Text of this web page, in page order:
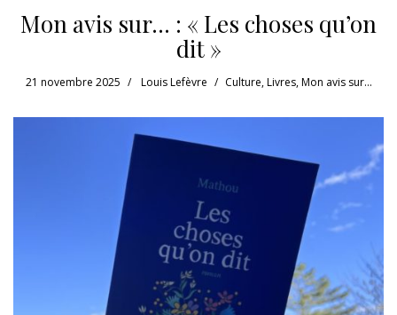
Mon avis sur… : « Les choses qu’on
dit »
21 novembre 2025 Louis Lefèvre Culture,Livres,Mon avis sur...